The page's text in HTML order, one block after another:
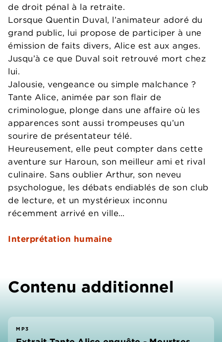
de droit pénal à la retraite.
Lorsque Quentin Duval, l’animateur adoré du
grand public, lui propose de participer à une
émission de faits divers, Alice est aux anges.
Jusqu’à ce que Duval soit retrouvé mort chez
lui.
Jalousie, vengeance ou simple malchance ?
Tante Alice, animée par son flair de
criminologue, plonge dans une affaire où les
apparences sont aussi trompeuses qu’un
sourire de présentateur télé.
Heureusement, elle peut compter dans cette
aventure sur Haroun, son meilleur ami et rival
culinaire. Sans oublier Arthur, son neveu
psychologue, les débats endiablés de son club
de lecture, et un mystérieux inconnu
récemment arrivé en ville…
Interprétation humaine
Contenu additionnel
MP3